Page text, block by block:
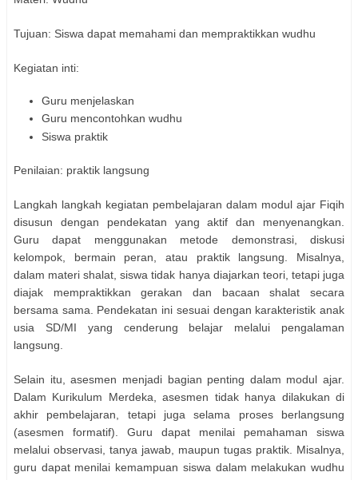
Tujuan: Siswa dapat memahami dan mempraktikkan wudhu
Kegiatan inti:
Guru menjelaskan
Guru mencontohkan wudhu
Siswa praktik
Penilaian: praktik langsung
Langkah langkah kegiatan pembelajaran dalam modul ajar Fiqih
disusun dengan pendekatan yang aktif dan menyenangkan.
Guru dapat menggunakan metode demonstrasi, diskusi
kelompok, bermain peran, atau praktik langsung. Misalnya,
dalam materi shalat, siswa tidak hanya diajarkan teori, tetapi juga
diajak mempraktikkan gerakan dan bacaan shalat secara
bersama sama. Pendekatan ini sesuai dengan karakteristik anak
usia SD/MI yang cenderung belajar melalui pengalaman
langsung.
Selain itu, asesmen menjadi bagian penting dalam modul ajar.
Dalam Kurikulum Merdeka, asesmen tidak hanya dilakukan di
akhir pembelajaran, tetapi juga selama proses berlangsung
(asesmen formatif). Guru dapat menilai pemahaman siswa
melalui observasi, tanya jawab, maupun tugas praktik. Misalnya,
guru dapat menilai kemampuan siswa dalam melakukan wudhu